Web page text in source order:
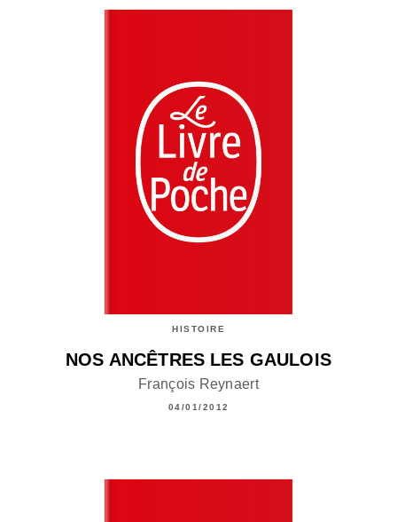
HISTOIRE
NOS ANCÊTRES LES GAULOIS
François Reynaert
04/01/2012